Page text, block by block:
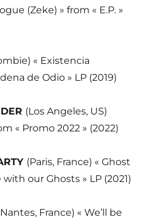
(Zeke) » from « E.P. »
« Existencia
de Odio » LP (2019)
(Los Angeles, US)
« Promo 2022 » (2022)
(Paris, France) « Ghost
with our Ghosts » LP (2021)
France) « We’ll be